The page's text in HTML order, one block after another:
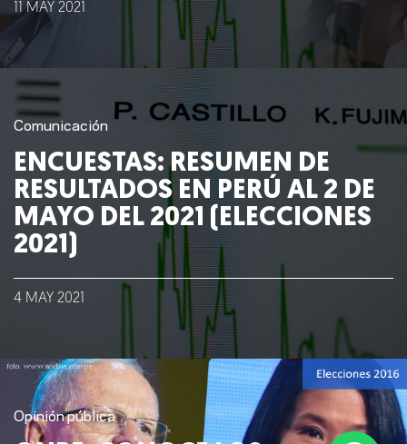
11 MAY 2021
Comunicación
ENCUESTAS: RESUMEN DE
RESULTADOS EN PERÚ AL 2 DE
MAYO DEL 2021 (ELECCIONES
2021)
4 MAY 2021
Opinión pública